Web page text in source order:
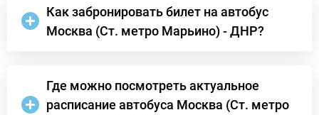
Как забронировать билет на автобус
Москва (Ст. метро Марьино) - ДНР?
Где можно посмотреть актуальное
расписание автобуса Москва (Ст. метро